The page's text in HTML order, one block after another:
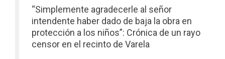
“Simplemente agradecerle al señor
intendente haber dado de baja la obra en
protección a los niños”: Crónica de un rayo
censor en el recinto de Varela